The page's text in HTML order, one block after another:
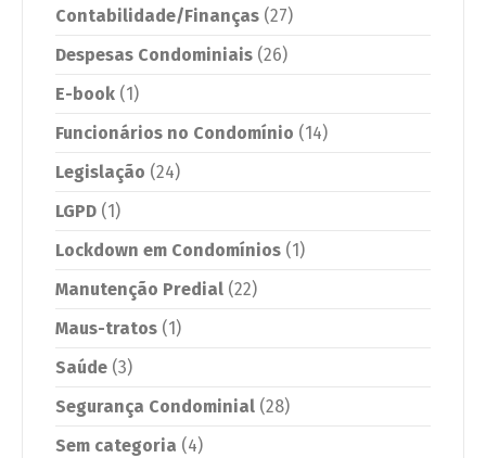
Contabilidade/Finanças (27)
Despesas Condominiais (26)
E-book (1)
Funcionários no Condomínio (14)
Legislação (24)
LGPD (1)
Lockdown em Condomínios (1)
Manutenção Predial (22)
Maus-tratos (1)
Saúde (3)
Segurança Condominial (28)
Sem categoria (4)